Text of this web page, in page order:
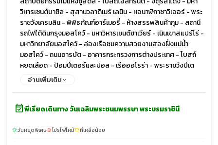
วิหารเซนต์บาซิล - สุสานวลาดิเมร์ เลนิน - หอนาฬิกาซาวิเออร์ - พระ
ราชวังเครมลิน - พิพิธภัณฑ์อาร์เมอรี่ - ห้างสรรพสินค้ากุม - สถานี
รถไฟใต้ดินกรุงมอสโคว์ - มหาวิหารเซนต์ซาเวียร์ - เนินเขาสแปร์โร่ -
มหาวิทยาลัยมอสโคว์ - ล่องเรือชมความสวยงามสองฝั่งแม่น้ำ
มอสโคว์ - ถนนอารบัต - อาคารกระทรวงการต่างประเทศ - โบสถ์
หยดเลือด - ป้อมปีเตอร์และปอล - เรือออโรร่า - พระราชวังปีเต
อร์ฮอฟ - พิพิธภัณฑ์เฮอร์มิเทจ - จัตุรัสพาเลซ - พระราชวังแคทเธอ
อ่านเพิ่มเติม
event_availableพีเรียดเดินทาง วันเฉลิมพระชนมพรรษา พระบรมราชินี
sunnyวันหยุดพิเศษlocal_fire_departmentโปรไฟไหม้confirmation_numberที่เหลือน้อย